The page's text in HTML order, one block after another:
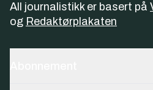
All journalistikk er basert på
og Redaktørplakaten